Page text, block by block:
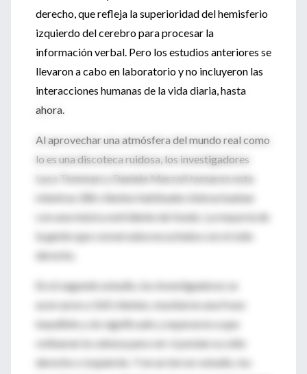
derecho, que refleja la superioridad del hemisferio
izquierdo del cerebro para procesar la
información verbal. Pero los estudios anteriores se
llevaron a cabo en laboratorio y no incluyeron las
interacciones humanas de la vida diaria, hasta
ahora.
Al aprovechar una atmósfera del mundo real como
lo es una discoteca ruidosa, los investigadores
Luca Tommasi y Daniele Marzoli tomaron nota
mientras 286 clientes habituales interactuaban
con una música estridente de fondo. La mayoría de
la gente que conversaba escuchaba con el oído
derecho.
En el segundo estudio, los investigadores se
acercaron a 160 clientes, musitaron una frase
inaudible y sin significado y esperaron a que
voltearan la cabeza para ver si ponían su oído
derecho o izquierdo. Y en un tercer estudio, los